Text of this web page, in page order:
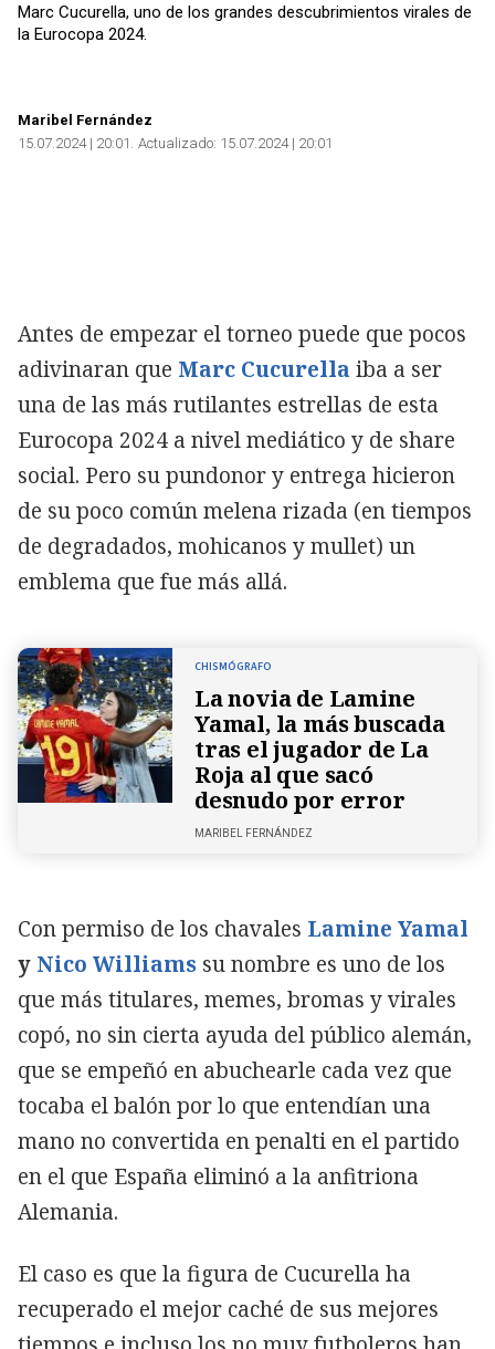
Marc Cucurella, uno de los grandes descubrimientos virales de
la Eurocopa 2024.
Maribel Fernández
15.07.2024 | 20:01 Actualizado: 15.07.2024 | 20:01
Antes de empezar el torneo puede que pocos
adivinaran que Marc Cucurella iba a ser
una de las más rutilantes estrellas de esta
Eurocopa 2024 a nivel mediático y de share
social. Pero su pundonor y entrega hicieron
de su poco común melena rizada (en tiempos
de degradados, mohicanos y mullet) un
emblema que fue más allá.
CHISMÓGRAFO
La novia de Lamine
Yamal, la más buscada
tras el jugador de La
Roja al que sacó
desnudo por error
MARIBEL FERNÁNDEZ
Con permiso de los chavales Lamine Yamal
y Nico Williams su nombre es uno de los
que más titulares, memes, bromas y virales
copó, no sin cierta ayuda del público alemán,
que se empeñó en abuchearle cada vez que
tocaba el balón por lo que entendían una
mano no convertida en penalti en el partido
en el que España eliminó a la anfitriona
Alemania.
El caso es que la figura de Cucurella ha
recuperado el mejor caché de sus mejores